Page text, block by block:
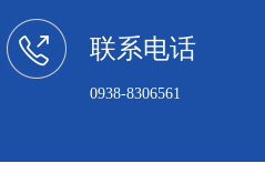
联系电话
0938-8306561